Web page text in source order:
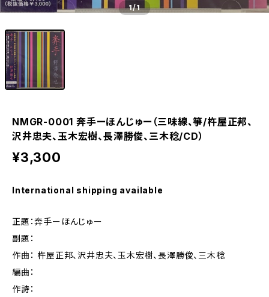
1/1
NMGR-0001 奔手ーほんじゅー（三味線、箏/杵屋正邦、
沢井忠夫、玉木宏樹、長澤勝俊、三木稔/CD）
¥3,300
International shipping available
正題：奔手ーほんじゅー
副題：
作曲： 杵屋正邦、沢井忠夫、玉木宏樹、長澤勝俊、三木稔
編曲：
作詩：